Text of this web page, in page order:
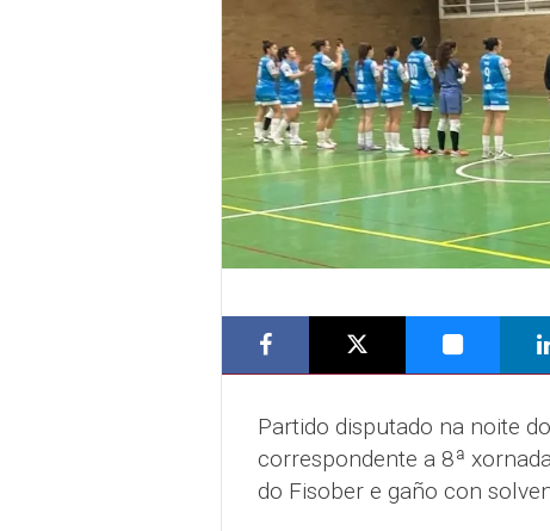
Partido disputado na noite
correspondente a 8ª
do Fisober e gaño con